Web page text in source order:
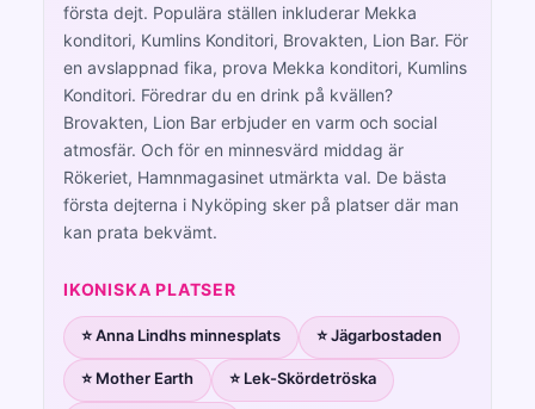
första dejt. Populära ställen inkluderar Mekka
konditori, Kumlins Konditori, Brovakten, Lion Bar. För
en avslappnad fika, prova Mekka konditori, Kumlins
Konditori. Föredrar du en drink på kvällen?
Brovakten, Lion Bar erbjuder en varm och social
atmosfär. Och för en minnesvärd middag är
Rökeriet, Hamnmagasinet utmärkta val. De bästa
första dejterna i Nyköping sker på platser där man
kan prata bekvämt.
IKONISKA PLATSER
⭐ Anna Lindhs minnesplats ⭐ Jägarbostaden
⭐ Mother Earth ⭐ Lek-Skördetröska